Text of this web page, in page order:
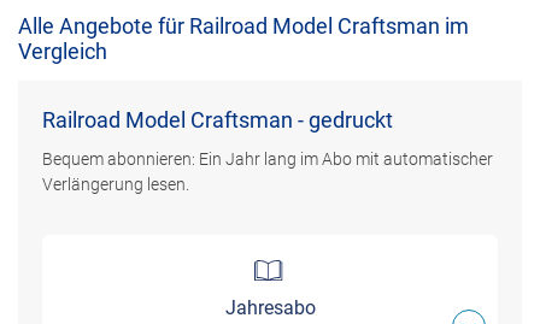
Alle Angebote für Railroad Model Craftsman im
Vergleich
Railroad Model Craftsman - gedruckt
Bequem abonnieren: Ein Jahr lang im Abo mit automatischer
Verlängerung lesen.
Jahresabo